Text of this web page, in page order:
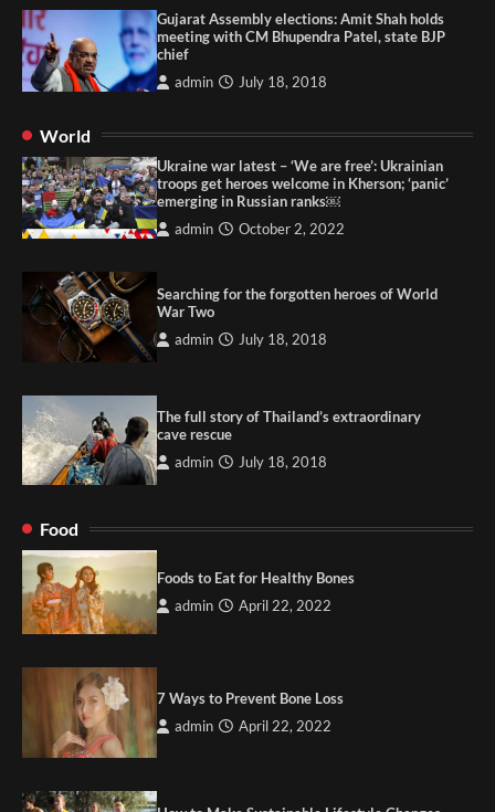
Gujarat Assembly elections: Amit Shah holds
meeting with CM Bhupendra Patel, state BJP
chief
admin July 18, 2018
World
Ukraine war latest – ‘We are free’: Ukrainian
troops get heroes welcome in Kherson; ‘panic’
emerging in Russian ranks￼
admin October 2, 2022
Searching for the forgotten heroes of World
War Two
admin July 18, 2018
The full story of Thailand’s extraordinary
cave rescue
admin July 18, 2018
Food
Foods to Eat for Healthy Bones
admin April 22, 2022
7 Ways to Prevent Bone Loss
admin April 22, 2022